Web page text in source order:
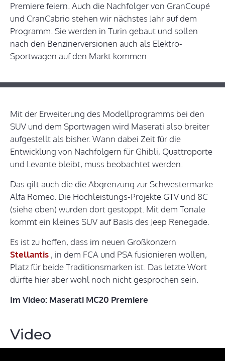
Premiere feiern. Auch die Nachfolger von GranCoupé
und CranCabrio stehen wir nächstes Jahr auf dem
Programm. Sie werden in Turin gebaut und sollen
nach den Benzinerversionen auch als Elektro-
Sportwagen auf den Markt kommen.
Mit der Erweiterung des Modellprogramms bei den
SUV und dem Sportwagen wird Maserati also breiter
aufgestellt als bisher. Wann dabei Zeit für die
Entwicklung von Nachfolgern für Ghibli, Quattroporte
und Levante bleibt, muss beobachtet werden.
Das gilt auch die die Abgrenzung zur Schwestermarke
Alfa Romeo. Die Hochleistungs-Projekte GTV und 8C
(siehe oben) wurden dort gestoppt. Mit dem Tonale
kommt ein kleines SUV auf Basis des Jeep Renegade.
Es ist zu hoffen, dass im neuen Großkonzern
Stellantis , in dem FCA und PSA fusionieren wollen,
Platz für beide Traditionsmarken ist. Das letzte Wort
dürfte hier aber wohl noch nicht gesprochen sein.
Im Video: Maserati MC20 Premiere
Video